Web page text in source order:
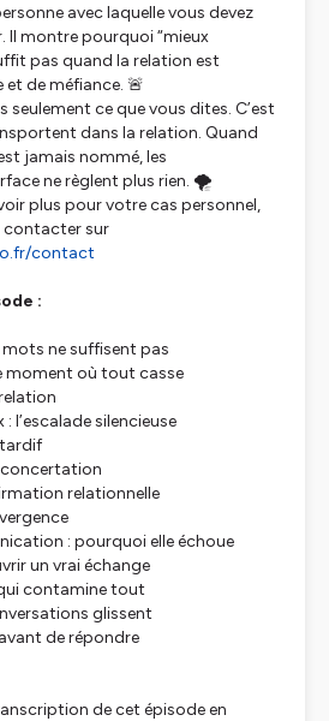
avec laquelle vous devez
Il montre pourquoi “mieux
pas quand la relation est
et de méfiance. 🚨
seulement ce que vous dites. C’est
dans la relation. Quand
jamais nommé, les
ne règlent plus rien. 🌪️
plus pour votre cas personnel,
contacter sur
contact
:
ne suffisent pas
moment où tout casse
l’escalade silencieuse
concertation
relationnelle
: pourquoi elle échoue
un vrai échange
contamine tout
glissent
de répondre
de cet épisode en